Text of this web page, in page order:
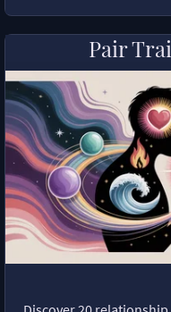
Pair